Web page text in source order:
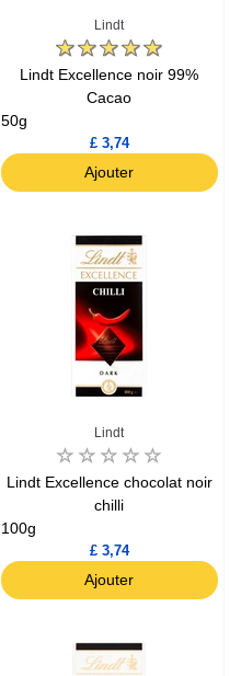
Lindt
Lindt Excellence noir 99%
Cacao
50g
£ 3,74
Ajouter
Lindt
Lindt Excellence chocolat noir
chilli
100g
£ 3,74
Ajouter